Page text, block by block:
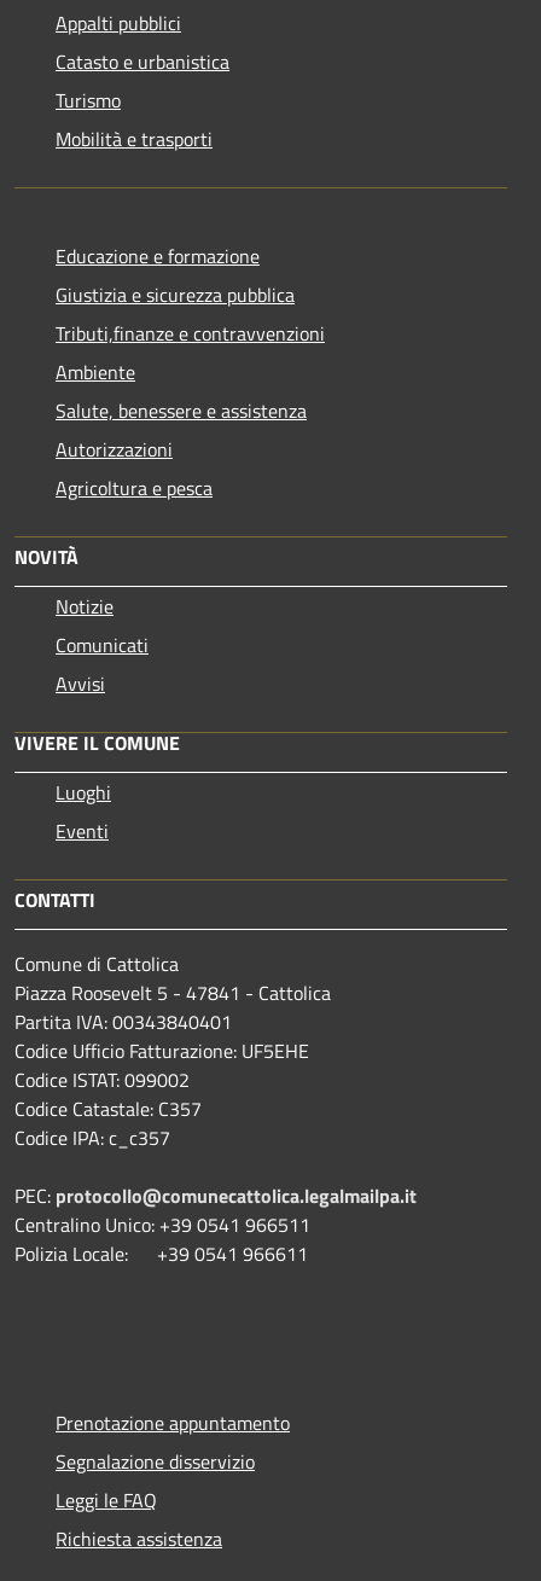
Appalti pubblici
Catasto e urbanistica
Turismo
Mobilità e trasporti
Educazione e formazione
Giustizia e sicurezza pubblica
Tributi,finanze e contravvenzioni
Ambiente
Salute, benessere e assistenza
Autorizzazioni
Agricoltura e pesca
NOVITÀ
Notizie
Comunicati
Avvisi
VIVERE IL COMUNE
Luoghi
Eventi
CONTATTI
Comune di Cattolica
Piazza Roosevelt 5 - 47841 - Cattolica
Partita IVA: 00343840401
Codice Ufficio Fatturazione: UF5EHE
Codice ISTAT: 099002
Codice Catastale: C357
Codice IPA: c_c357
PEC: protocollo@comunecattolica.legalmailpa.it
Centralino Unico: +39 0541 966511
Polizia Locale: +39 0541 966611
Prenotazione appuntamento
Segnalazione disservizio
Leggi le FAQ
Richiesta assistenza